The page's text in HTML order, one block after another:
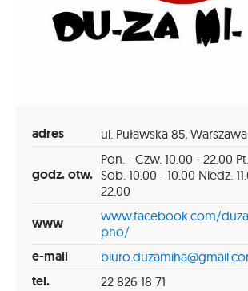
adres ul. Puławska 85, Warszawa
godz. otw.
Pon. - Czw. 10.00 - 22.00
Sob. 10.00 - 10.00 Niedz.
22.00
www
www.facebook.com/
pho/
e-mail
tel. 22 826 18 71